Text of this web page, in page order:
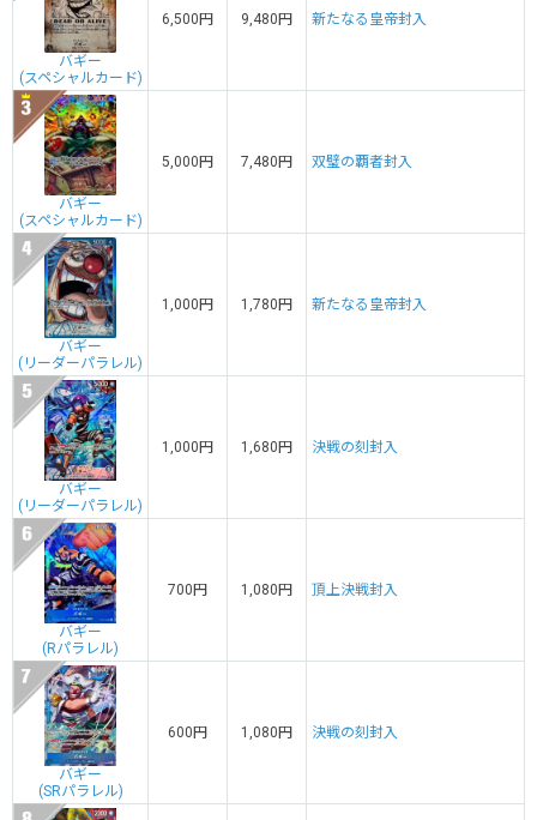
バギー
(スペシャルカード)
6,500円 9,480円 新たなる皇帝封入
バギー
(スペシャルカード)
5,000円 7,480円 双璧の覇者封入
バギー
(リーダーパラレル)
1,000円 1,780円 新たなる皇帝封入
バギー
(リーダーパラレル)
1,000円 1,680円 決戦の刻封入
バギー
(Rパラレル)
700円 1,080円 頂上決戦封入
バギー
(SRパラレル)
600円 1,080円 決戦の刻封入